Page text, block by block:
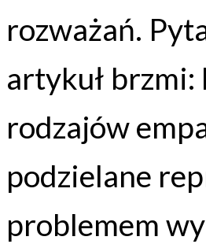
rozważań.
artykuł
rodzajów
podzielane
problemem